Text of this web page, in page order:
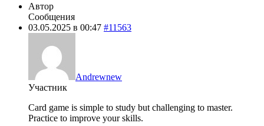
Автор
Сообщения
03.05.2025 в 00:47 #11563
Andrewnew
Участник
Card game is simple to study but challenging to master.
Practice to improve your skills.